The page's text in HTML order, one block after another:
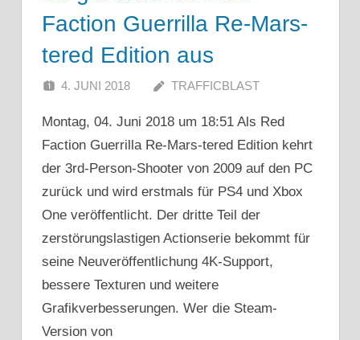
Faction Guerrilla Re-Mars-
tered Edition aus
4. JUNI 2018 TRAFFICBLAST
Montag, 04. Juni 2018 um 18:51 Als Red
Faction Guerrilla Re-Mars-tered Edition kehrt
der 3rd-Person-Shooter von 2009 auf den PC
zurück und wird erstmals für PS4 und Xbox
One veröffentlicht. Der dritte Teil der
zerstörungslastigen Actionserie bekommt für
seine Neuveröffentlichung 4K-Support,
bessere Texturen und weitere
Grafikverbesserungen. Wer die Steam-
Version von